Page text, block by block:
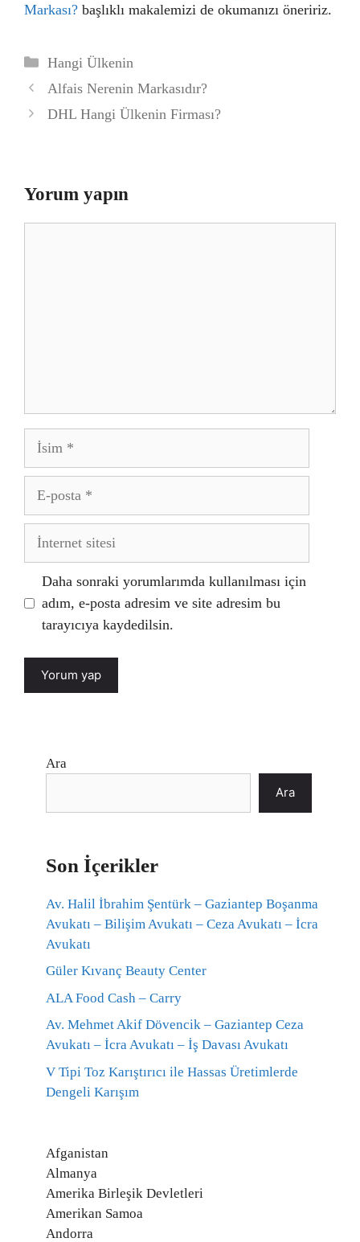
Markası? başlıklı makalemizi de okumanızı öneririz.
Kategoriler
Hangi Ülkenin
Alfais Nerenin Markasıdır?
DHL Hangi Ülkenin Firması?
Yorum yapın
İsim
posta
İnternet
Daha sonraki yorumlarımda kullanılması için
adım, e-posta adresim ve site adresim bu
tarayıcıya kaydedilsin.
Ara
Ara
Son İçerikler
Av. Halil İbrahim Şentürk – Gaziantep Boşanma
Avukatı – Bilişim Avukatı – Ceza Avukatı – İcra
Avukatı
Güler Kıvanç Beauty Center
ALA Food Cash – Carry
Av. Mehmet Akif Dövencik – Gaziantep Ceza
Avukatı – İcra Avukatı – İş Davası Avukatı
V Tipi Toz Karıştırıcı ile Hassas Üretimlerde
Dengeli Karışım
Afganistan
Almanya
Amerika Birleşik Devletleri
Amerikan Samoa
Andorra